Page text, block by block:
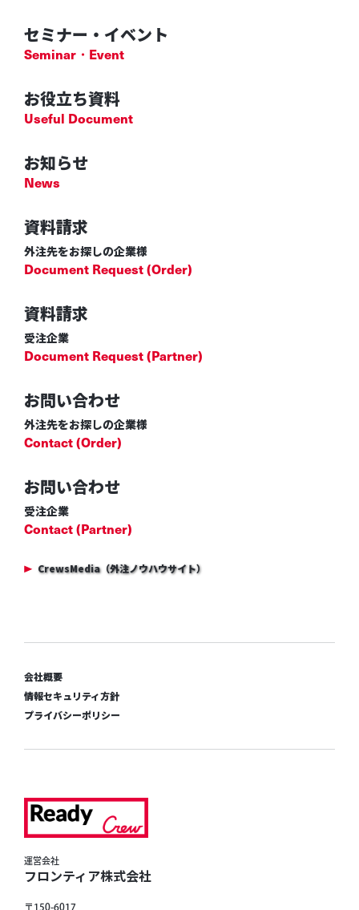
セミナー・イベント
Seminar・Event
お知らせ
News
資料請求
外注先をお探しの企業様
Document Request (Order)
お問い合わせ
外注先をお探しの企業様
Contact (Order)
お役立ち資料
Useful Document
資料請求
受注企業
Document Request (Partner)
お問い合わせ
受注企業
Contact (Partner)
CrewsMedia（外注ノウハウサイト）
運営会社
フロンティア株式会社
〒150-6017
会社概要
情報セキュリティ方針
プライバシーポリシー